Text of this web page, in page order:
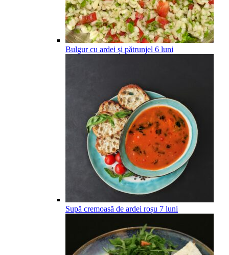
Bulgur cu ardei și pătrunjel 6 luni
Supă cremoasă de ardei roșu 7 luni